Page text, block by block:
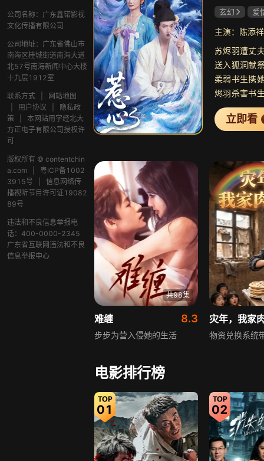
公司名称：广东鑫锘影视
文化传播有限公司
公司地址：广东省佛山市
南海区桂城街道南海大道
北57号南海新闻中心大楼
十九层1912室
联系方式
网站地图
用户协议
隐私政
策
本网站用字经北大
方正电子有限公司授权许
可
版权所有 © contentchin
a.com
粤ICP备1002
3915号
信息网络传
播视听节目许可证19082
89号
违法和不良信息举报电
话：400-0000-2345
广东省互联网违法和不良
信息举报中心
玄幻 爱
主演：陈添
苏烬羽遭丈
送入狐洞献
柔弱书生携
烬羽杀害书
妖，原来柔
玄夜察觉她
局。复仇途
与自己苦寻
似平静的美
揭开，两人
立即看
共98集
难缠 8.3
步步为营入侵她的生活
灾年，我家
物资兑换系统
电影排行榜
01 02